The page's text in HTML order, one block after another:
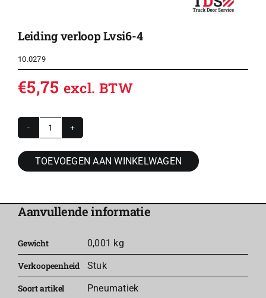
Leiding verloop Lvsi6-4
10.0279
€5,75 excl. BTW
Leiding
verloop
Lvsi6-
aantal
TOEVOEGEN AAN WINKELWAGEN
Aanvullende informatie
Gewicht
0,001 kg
Verkoopeenheid
Stuk
Soort artikel
Pneumatiek